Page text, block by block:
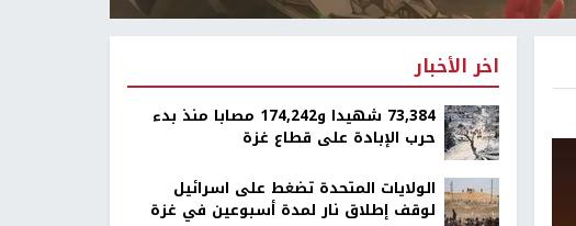
اخر الأخبار
73,384 شهيدا و174,242 مصابا منذ بدء
حرب الإبادة على قطاع غزة
الولايات المتحدة تضغط على اسرائيل
لوقف إطلاق نار لمدة أسبوعين في غزة